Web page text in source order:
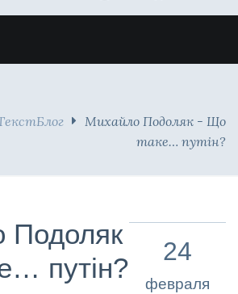
Михайло Подоляк - Що
таке… путін?
Подоляк
путін?
24
февраля